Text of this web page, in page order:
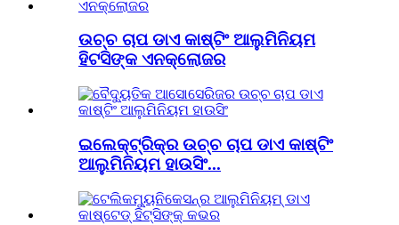
ଉଚ୍ଚ ଚାପ ଡାଏ କାଷ୍ଟିଂ ଆଲୁମିନିୟମ
ହିଟସିଙ୍କ ଏନକ୍ଲୋଜର
ଇଲେକ୍ଟ୍ରିକ୍‌ର ଉଚ୍ଚ ଚାପ ଡାଏ କାଷ୍ଟିଂ
ଆଲୁମିନିୟମ ହାଉସିଂ...